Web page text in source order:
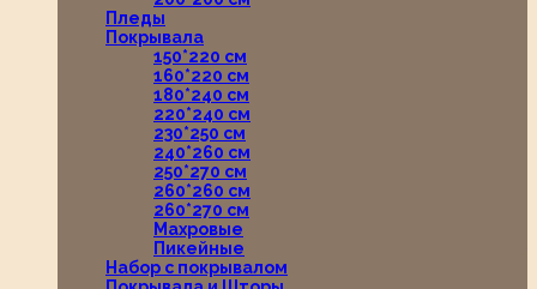
Пледы
Покрывала
150*220 см
160*220 см
180*240 см
220*240 см
230*250 см
240*260 см
250*270 см
260*260 см
260*270 см
Махровые
Пикейные
Набор с покрывалом